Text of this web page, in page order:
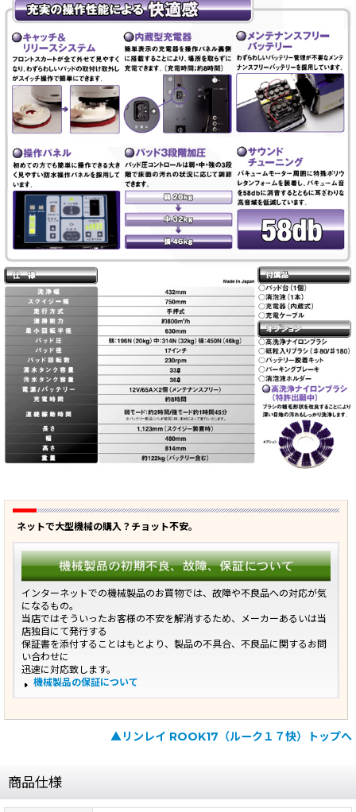
ネットで大型機械の購入？チョット不安。
インターネットでの機械製品のお買物では、故障や不良品への対応が気
になるもの。
当店ではそういったお客様の不安を解消するため、メーカーあるいは当
店独自にて発行する
保証書を添付することはもとより、製品の不具合、不良品に関するお問
い合わせに
迅速に対応致します。
機械製品の保証について
▲リンレイ ROOK17（ルーク１７快）トップへ
商品仕様